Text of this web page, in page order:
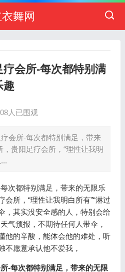
舞网
会所-每次都特别满
趣
人已围观
会所-每次都特别满足，带来
贵阳足疗会所，“理性让我明
次都特别满足，带来的无限乐
所，“理性让我明白所有”“淋过
，其实没安全感的人，特别会给
气预报，不期待任何人带伞，
他的辛酸，能体会他的难处，听
不愿意承认他不爱我，